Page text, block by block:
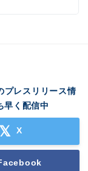
プレスリリース情
早く配信中
X